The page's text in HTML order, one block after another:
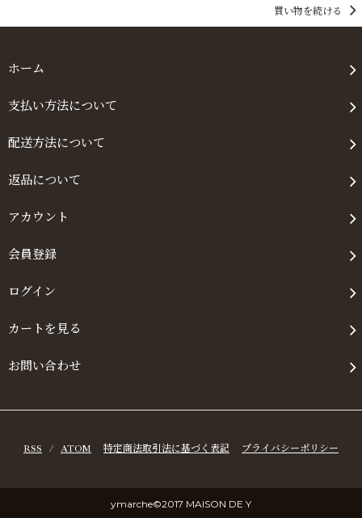
買い物を続ける
ホーム
支払い方法について
配送方法について
返品について
アカウント
会員登録
ログイン
カートを見る
お問い合わせ
RSS / ATOM 特定商法取引法に基づく表記 プライバシーポリシー
ymarche©2017 MAISON DE Y